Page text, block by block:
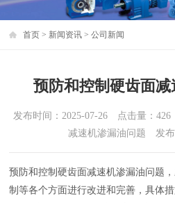
首页 > 新闻资讯 >公司新闻
预防和控制硬齿面
发布时间：2025-07-26 点击量：
减速机渗漏油问题 发
预防和控制硬齿面减速机渗漏油问题
制等各个方面进行改进和完善，具体措